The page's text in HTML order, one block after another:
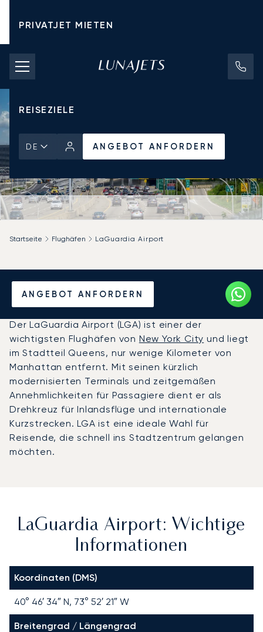
PRIVATJET MIETEN
CHARTERPREISE
PRIVATJETS
REISEZIELE
DE ANGEBOT ANFORDERN
ANGEBOT ANFORDERN
Startseite Flughäfen LaGuardia Airport
Privatjet chartern zum
LaGuardia Airport
Der LaGuardia Airport (LGA) ist einer der
wichtigsten Flughäfen von New York City und liegt
im Stadtteil Queens, nur wenige Kilometer von
Manhattan entfernt. Mit seinen kürzlich
modernisierten Terminals und zeitgemäßen
Annehmlichkeiten für Passagiere dient er als
Drehkreuz für Inlandsflüge und internationale
Kurzstrecken. LGA ist eine ideale Wahl für
Reisende, die schnell ins Stadtzentrum gelangen
möchten.
LaGuardia Airport: Wichtige
Informationen
Koordinaten (DMS)
40° 46′ 34″ N, 73° 52′ 21″ W
Breitengrad / Längengrad